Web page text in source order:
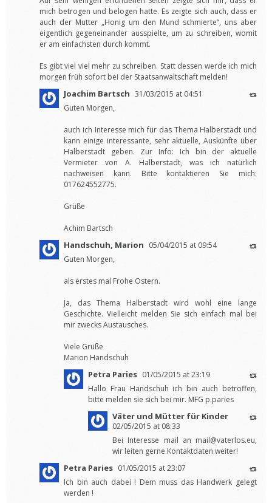
mich betrogen und belogen hatte. Es zeigte sich auch, dass er
auch der Mutter „Honig um den Mund schmierte“, uns aber
eigentlich gegeneinander ausspielte, um zu schreiben, womit
er am einfachsten durch kommt.
Es gibt viel viel mehr zu schreiben. Statt dessen werde ich mich
morgen früh sofort bei der Staatsanwaltschaft melden!
Joachim Bartsch 31/03/2015 at 04:51
Guten Morgen,
auch ich Interesse mich für das Thema Halberstadt und
kann einige interessante, sehr aktuelle, Auskünfte über
Halberstadt geben. Zur Info: Ich bin der aktuelle
Vermieter von A. Halberstadt, was ich natürlich
nachweisen kann. Bitte kontaktieren Sie mich:
017624552775.
Grüße
Achim Bartsch
Handschuh, Marion 05/04/2015 at 09:54
Guten Morgen,
als erstes mal Frohe Ostern.
Ja, das Thema Halberstadt wird wohl eine lange
Geschichte. Vielleicht melden Sie sich einfach mal bei
mir zwecks Austausches.
Viele Grüße
Marion Handschuh
Petra Paries 01/05/2015 at 23:19
Hallo Frau Handschuh ich bin auch betroffen,
bitte melden sie sich bei mir. MFG p.paries
Väter und Mütter für Kinder
02/05/2015 at 08:33
Bei Interesse mail an mail@vaterlos.eu,
wir leiten gerne Kontaktdaten weiter!
Petra Paries 01/05/2015 at 23:07
Ich bin auch dabei ! Dem muss das Handwerk gelegt
werden !